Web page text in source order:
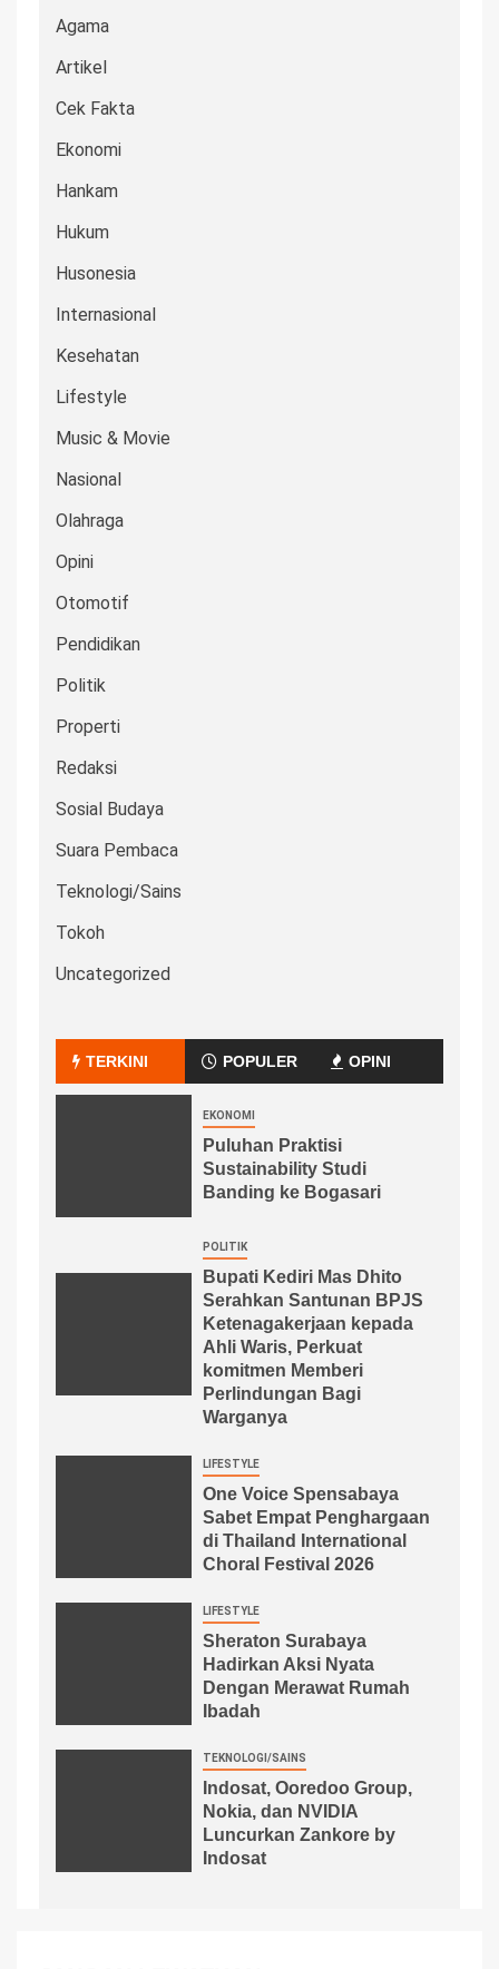
Agama
Artikel
Cek Fakta
Ekonomi
Hankam
Hukum
Husonesia
Internasional
Kesehatan
Lifestyle
Music & Movie
Nasional
Olahraga
Opini
Otomotif
Pendidikan
Politik
Properti
Redaksi
Sosial Budaya
Suara Pembaca
Teknologi/Sains
Tokoh
Uncategorized
TERKINI POPULER OPINI
EKONOMI
Puluhan Praktisi
Sustainability Studi
Banding ke Bogasari
POLITIK
Bupati Kediri Mas Dhito
Serahkan Santunan BPJS
Ketenagakerjaan kepada
Ahli Waris, Perkuat
komitmen Memberi
Perlindungan Bagi
Warganya
LIFESTYLE
One Voice Spensabaya
Sabet Empat Penghargaan
di Thailand International
Choral Festival 2026
LIFESTYLE
Sheraton Surabaya
Hadirkan Aksi Nyata
Dengan Merawat Rumah
Ibadah
TEKNOLOGI/SAINS
Indosat, Ooredoo Group,
Nokia, dan NVIDIA
Luncurkan Zankore by
Indosat